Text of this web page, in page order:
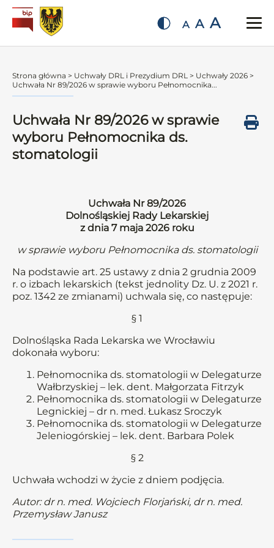
A A A
Strona główna > Uchwały DRL i Prezydium DRL > Uchwały 2026 >
Uchwała Nr 89/2026 w sprawie wyboru Pełnomocnika...
Uchwała Nr 89/2026 w sprawie
wyboru Pełnomocnika ds.
stomatologii
Uchwała Nr 89/2026
Dolnośląskiej Rady Lekarskiej
z dnia 7 maja 2026 roku
w sprawie wyboru Pełnomocnika ds. stomatologii
Na podstawie art. 25 ustawy z dnia 2 grudnia 2009
r. o izbach lekarskich (tekst jednolity Dz. U. z 2021 r.
poz. 1342 ze zmianami) uchwala się, co następuje:
§ 1
Dolnośląska Rada Lekarska we Wrocławiu
dokonała wyboru:
Pełnomocnika ds. stomatologii w Delegaturze
Wałbrzyskiej – lek. dent. Małgorzata Fitrzyk
Pełnomocnika ds. stomatologii w Delegaturze
Legnickiej – dr n. med. Łukasz Sroczyk
Pełnomocnika ds. stomatologii w Delegaturze
Jeleniogórskiej – lek. dent. Barbara Polek
§ 2
Uchwała wchodzi w życie z dniem podjęcia.
Autor: dr n. med. Wojciech Florjański, dr n. med.
Przemysław Janusz